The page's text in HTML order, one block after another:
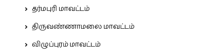
தர்மபுரி மாவட்டம்
திருவண்ணாமலை மாவட்டம்
விழுப்புரம் மாவட்டம்